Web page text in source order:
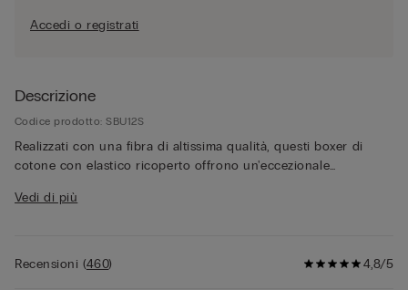
Accedi o registrati
Descrizione
Codice prodotto: SBU12S
Realizzati con una fibra di altissima qualità, questi boxer di
cotone con elastico ricoperto offrono un'eccezionale
di delicatezza e freschezza per tutto il giorno. Il cotone
Vedi di più
4,8/5
Recensioni(460)